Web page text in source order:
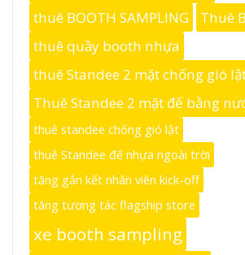
thuê BOOTH SAMPLING
Thuê
thuê quầy booth nhựa
thuê Standee 2 mặt chống gió
Thuê Standee 2 mặt đế bằng
thuê standee chống gió lật
thuê Standee đế nhựa ngoài trời
tăng gắn kết nhân viên kick-off
tăng tương tác flagship store
xe booth sampling